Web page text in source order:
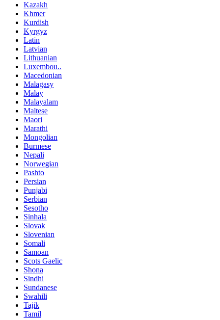
Kazakh
Khmer
Kurdish
Kyrgyz
Latin
Latvian
Lithuanian
Luxembou..
Macedonian
Malagasy
Malay
Malayalam
Maltese
Maori
Marathi
Mongolian
Burmese
Nepali
Norwegian
Pashto
Persian
Punjabi
Serbian
Sesotho
Sinhala
Slovak
Slovenian
Somali
Samoan
Scots Gaelic
Shona
Sindhi
Sundanese
Swahili
Tajik
Tamil